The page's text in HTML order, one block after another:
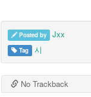
Posted by Jxx
Tag 시
No Trackback